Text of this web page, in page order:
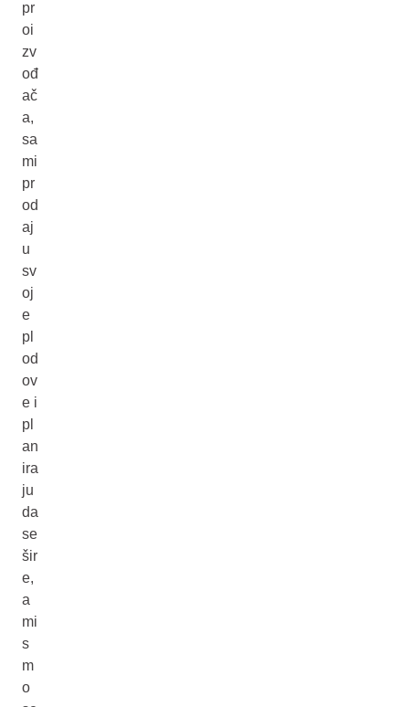
pr
oi
zv
ođ
ač
a,
sa
mi
pr
od
aj
u
sv
oj
e
pl
od
ov
e i
pl
an
ira
ju
da
se
šir
e,
a
mi
s
m
o